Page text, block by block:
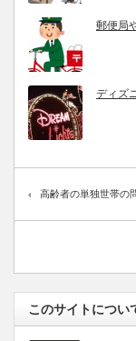
郵便局
ディズ
高齢者の単独世帯の
このサイトについ